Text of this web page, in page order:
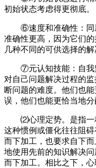
初始状态考虑得更彻底。
⑥速度和准确性：同新
准确性更高，因为它们
几种不同的可供选择的解
⑦元认知技能：自我
对自己问题解决过程的
断问题的难度。他们也
误，他们也能更恰当地分
⑵心理定势。是指一种
这种惯例或僵化往往阻
而下加工，也要求自下
地使用先前的知识解决
而下加工。相比之下，